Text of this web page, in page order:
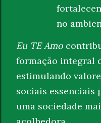
no
Eu TE Amo
formação integral
estimulando
sociais essenciais
uma sociedade